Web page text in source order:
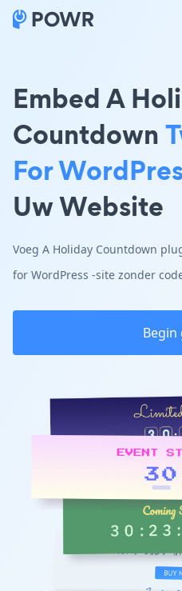
Embed A
Countdown
For
Uw Website
Voeg A Holiday Countdown
for WordPress -site zonder
Begin